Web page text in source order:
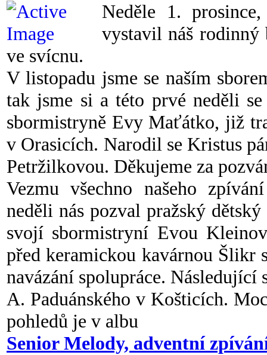
Neděle 1.
vystavil náš rodinný
ve svícnu.
V listopadu jsme se naším
tak jsme si a této prvé neděli
sbormistryně Evy Maťátko, již
v Orasicích. Narodil se Kristus
Petržilkovou. Děkujeme za
Vezmu všechno našeho
neděli nás pozval pražský
svojí sbormistryní Evou
před keramickou kavárnou Šlikr
navázání spolupráce.
A. Paduánského v Košticích.
pohledů je v albu
Senior Melody, adventní